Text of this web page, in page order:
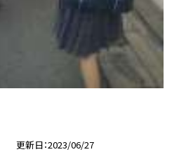
更新日 2023/06/27